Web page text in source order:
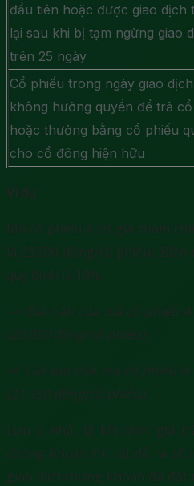
đầu tiên hoặc được giao dịch
lại sau khi bị tạm ngừng giao
trên 25 ngày
Cổ phiếu trong ngày giao dịch
không hưởng quyền để trả
hoặc thưởng bằng cổ phiếu
cho cổ đông hiện hữu
Ví dụ:
Mã cổ phiếu A có giá tham
là 23.500 đồng/cổ phiếu(.
quy định là 10%.
=> Giá trần của mã cổ phiếu
(25.850 đồng/cổ phiếu).
=> Giá sàn của mã cổ phiếu
(21.150 đồng/cổ phiếu).
Lưu ý nhỏ, là khi tính giá
chứng khoán thì rất dễ ra số
giao dịch chứng khoán đã đặt